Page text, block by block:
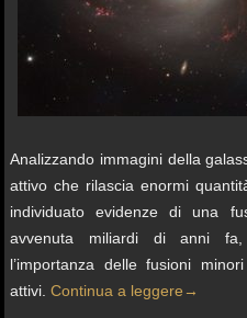
Analizzando immagini della
attivo che rilascia enormi
individuato evidenze di una
avvenuta miliardi di anni
l’importanza delle fusioni
attivi.Continua a leggere →